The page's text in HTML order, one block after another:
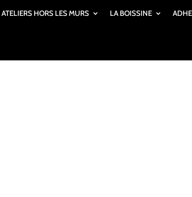
ATELIERS HORS LES MURS LA BOISSINE